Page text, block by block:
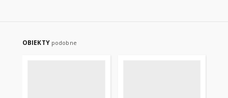
OBIEKTY podobne